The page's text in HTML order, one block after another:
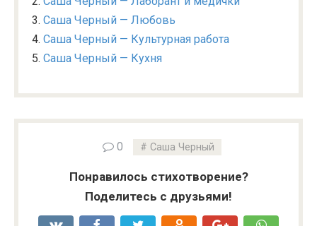
Саша Черный — Любовь
Саша Черный — Культурная работа
Саша Черный — Кухня
0 Саша Черный
Понравилось стихотворение?
Поделитесь с друзьями!